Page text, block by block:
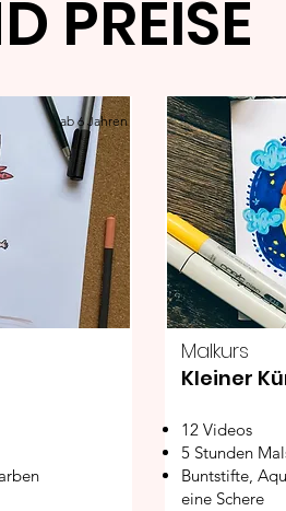
PREISE
ab 6 Jahren
Malkurs
Kleiner
12 Videos
5 Stunden
Buntstifte,
eine Schere